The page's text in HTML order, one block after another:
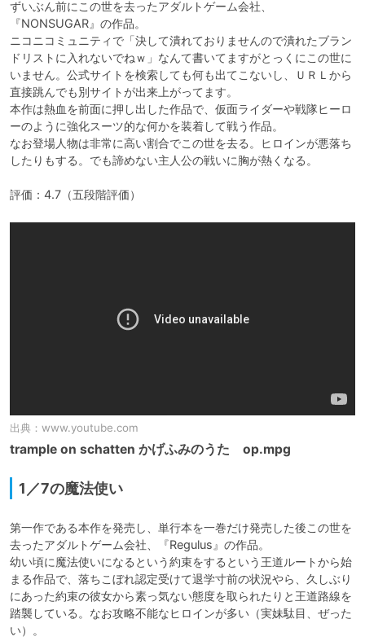
ずいぶん前にこの世を去ったアダルトゲーム会社、
『NONSUGAR』の作品。
ニコニコミュニティで「決して潰れておりませんので潰れたブラン
ドリストに入れないでねｗ」なんて書いてますがとっくにこの世に
いません。公式サイトを検索しても何も出てこないし、ＵＲＬから
直接跳んでも別サイトが出来上がってます。
本作は熱血を前面に押し出した作品で、仮面ライダーや戦隊ヒーロ
ーのように強化スーツ的な何かを装着して戦う作品。
なお登場人物は非常に高い割合でこの世を去る。ヒロインが悪落ち
したりもする。でも諦めない主人公の戦いに胸が熱くなる。
評価：4.7（五段階評価）
出典： www.youtube.com
trample on schatten かげふみのうた op.mpg
1／7の魔法使い
第一作である本作を発売し、単行本を一巻だけ発売した後この世を
去ったアダルトゲーム会社、『Regulus』の作品。
幼い頃に魔法使いになるという約束をするという王道ルートから始
まる作品で、落ちこぼれ認定受けて退学寸前の状況やら、久しぶり
にあった約束の彼女から素っ気ない態度を取られたりと王道路線を
踏襲している。なお攻略不能なヒロインが多い（実妹駄目、ぜった
い）。